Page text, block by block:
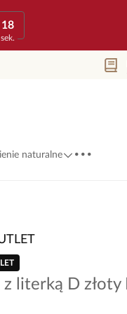
18
sek.
naturalne ...
z literką D złoty